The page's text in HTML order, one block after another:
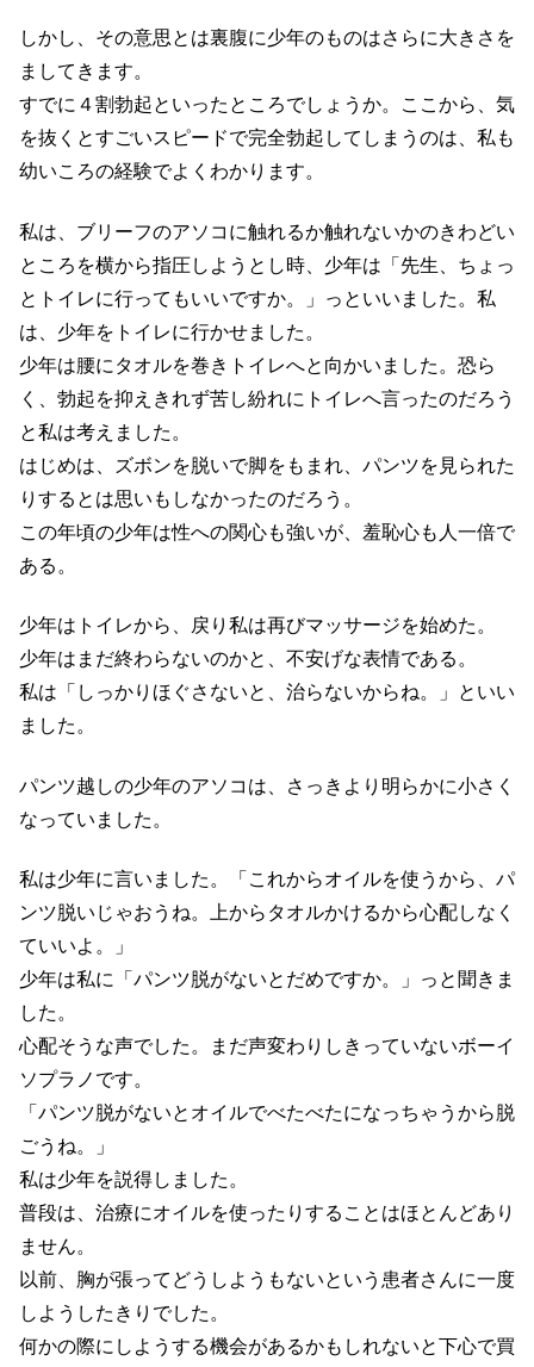
しかし、その意思とは裏腹に少年のものはさらに大きさを
ましてきます。
すでに４割勃起といったところでしょうか。ここから、気
を抜くとすごいスピードで完全勃起してしまうのは、私も
幼いころの経験でよくわかります。
私は、ブリーフのアソコに触れるか触れないかのきわどい
ところを横から指圧しようとし時、少年は「先生、ちょっ
とトイレに行ってもいいですか。」っといいました。私
は、少年をトイレに行かせました。
少年は腰にタオルを巻きトイレへと向かいました。恐ら
く、勃起を抑えきれず苦し紛れにトイレへ言ったのだろう
と私は考えました。
はじめは、ズボンを脱いで脚をもまれ、パンツを見られた
りするとは思いもしなかったのだろう。
この年頃の少年は性への関心も強いが、羞恥心も人一倍で
ある。
少年はトイレから、戻り私は再びマッサージを始めた。
少年はまだ終わらないのかと、不安げな表情である。
私は「しっかりほぐさないと、治らないからね。」といい
ました。
パンツ越しの少年のアソコは、さっきより明らかに小さく
なっていました。
私は少年に言いました。「これからオイルを使うから、パ
ンツ脱いじゃおうね。上からタオルかけるから心配しなく
ていいよ。」
少年は私に「パンツ脱がないとだめですか。」っと聞きま
した。
心配そうな声でした。まだ声変わりしきっていないボーイ
ソプラノです。
「パンツ脱がないとオイルでべたべたになっちゃうから脱
ごうね。」
私は少年を説得しました。
普段は、治療にオイルを使ったりすることはほとんどあり
ません。
以前、胸が張ってどうしようもないという患者さんに一度
しようしたきりでした。
何かの際にしようする機会があるかもしれないと下心で買